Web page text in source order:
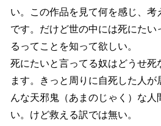
い。この作品を見て何を感じ、考
です。だけど世の中には死にたい
るってことを知って欲しい。
死にたいと言ってる奴はどうせ死
ます。きっと周りに自死した人が
んな天邪鬼（あまのじゃく）な人
い。けど救える訳では無い。